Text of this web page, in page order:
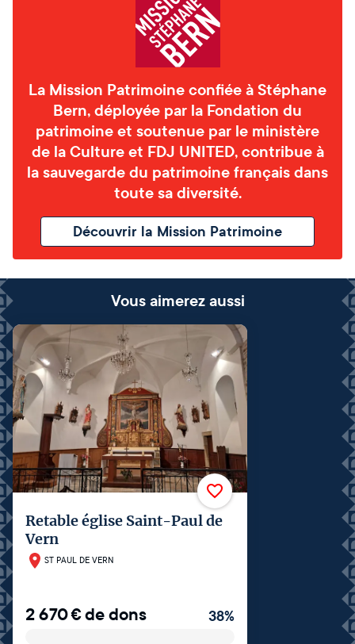
La Mission Patrimoine confiée à Stéphane
Bern, déployée par la Fondation du
patrimoine et soutenue par le ministère
de la Culture et FDJ UNITED, contribue à
la sauvegarde du patrimoine français dans
toute sa diversité.
Découvrir la Mission Patrimoine
Vous aimerez aussi
Retable église Saint-Paul de
Vern
ST PAUL DE VERN
2 670€de dons 38%